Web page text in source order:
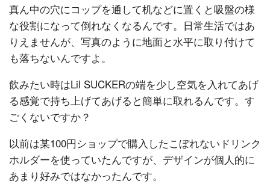
真ん中の穴にコップを通して机などに置くと吸盤の様
な役割になって倒れなくなるんです。日常生活ではあ
りえませんが、写真のように地面と水平に取り付けて
も落ちないんですよ。
飲みたい時はLil SUCKERの端を少し空気を入れてあげ
る感覚で持ち上げてあげると簡単に取れるんです。す
ごくないですか？
以前は某100円ショップで購入したこぼれないドリンク
ホルダーを使っていたんですが、デザインが個人的に
あまり好みではなかったんです。